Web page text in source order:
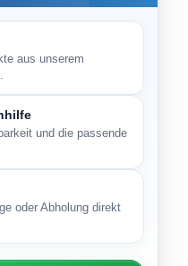
aus unserem
und die passende
oder Abholung direkt